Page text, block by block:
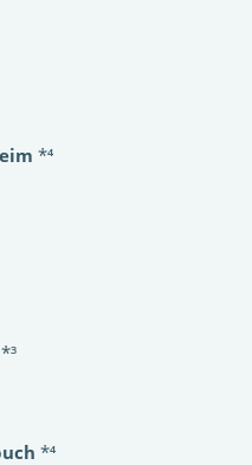
*⁴
*³
*⁴